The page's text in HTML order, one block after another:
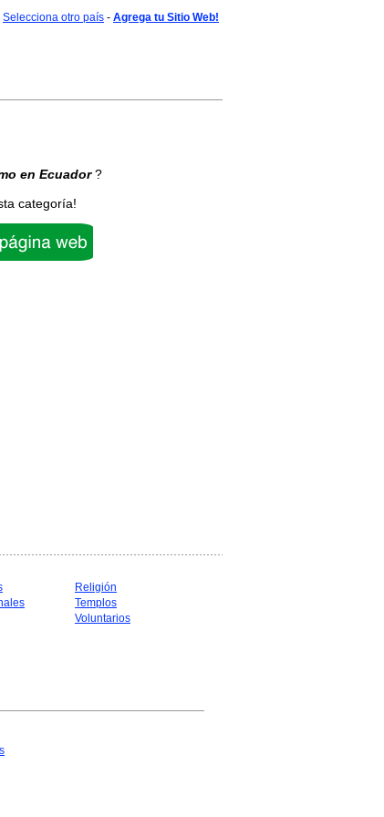
Selecciona otro país - Agrega tu Sitio Web!
en Ecuador?
categoría!
Religión
Templos
Voluntarios